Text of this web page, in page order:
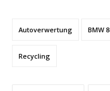
Autoverwertung BMW
Recycling